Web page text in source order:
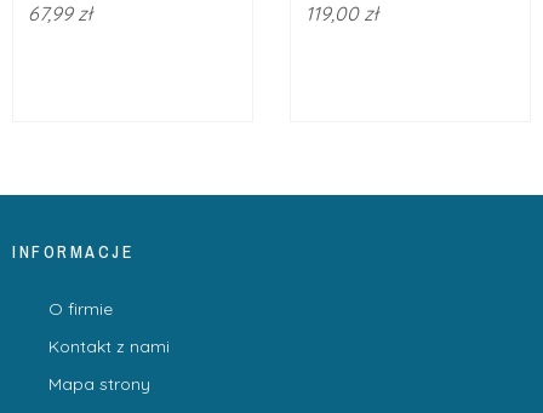
67,99 zł
119,00 zł
INFORMACJE
O firmie
Kontakt z nami
Mapa strony